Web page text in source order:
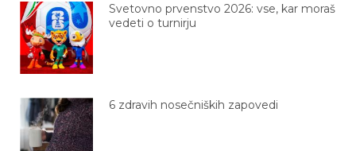
Svetovno prvenstvo 2026: vse, kar moraš
vedeti o turnirju
6 zdravih nosečniških zapovedi